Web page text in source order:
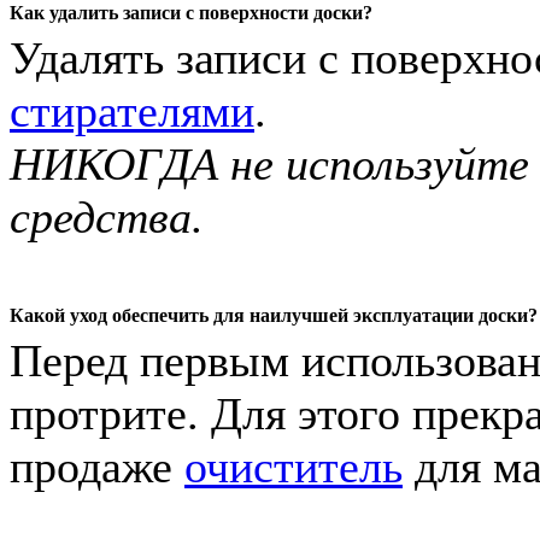
Как удалить записи с поверхности доски?
Удалять записи с
стирателями.
НИКОГДА не используйте
средства.
Какой уход обеспечить для наилучшей эксплуатации доски?
Перед первым
протрите. Для этого
продаже очиститель для